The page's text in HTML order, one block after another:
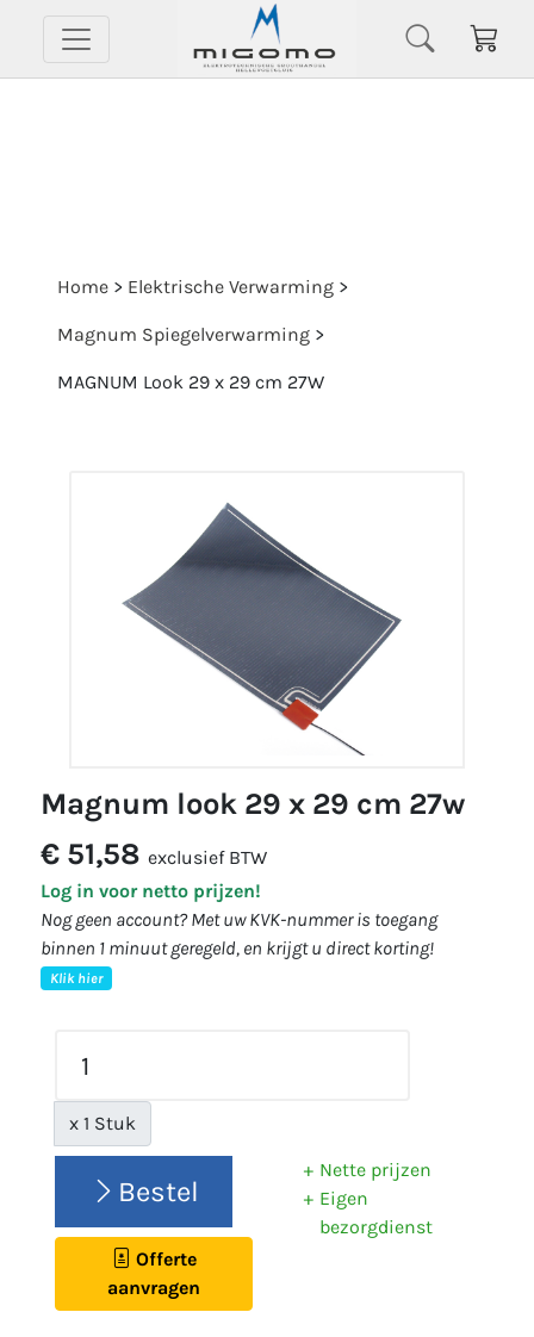
Home > Elektrische Verwarming >
Magnum Spiegelverwarming >
MAGNUM Look 29 x 29 cm 27W
magnum look 29 x 29 cm 27w
€ 51,58 exclusief BTW
Log in voor netto prijzen!
Nog geen account? Met uw KVK-nummer is toegang
binnen 1 minuut geregeld, en krijgt u direct korting!
Klik hier
x 1 Stuk
Bestel
Offerte
aanvragen
Nette prijzen
Eigen
bezorgdienst